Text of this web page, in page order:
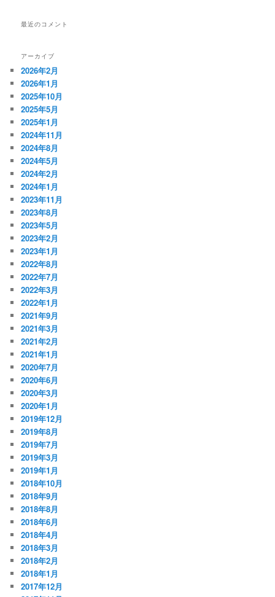
最近のコメント
アーカイブ
2026年2月
2026年1月
2025年10月
2025年5月
2025年1月
2024年11月
2024年8月
2024年5月
2024年2月
2024年1月
2023年11月
2023年8月
2023年5月
2023年2月
2023年1月
2022年8月
2022年7月
2022年3月
2022年1月
2021年9月
2021年3月
2021年2月
2021年1月
2020年7月
2020年6月
2020年3月
2020年1月
2019年12月
2019年8月
2019年7月
2019年3月
2019年1月
2018年10月
2018年9月
2018年8月
2018年6月
2018年4月
2018年3月
2018年2月
2018年1月
2017年12月